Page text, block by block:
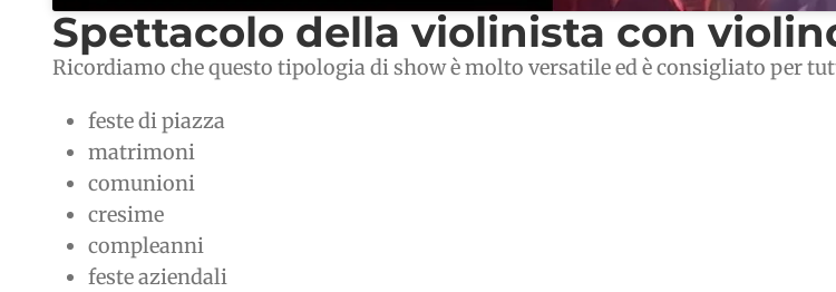
Spettacolo della violinista con
Ricordiamo che questo tipologia di show è molto versatile ed è consigliato per
feste di piazza
matrimoni
comunioni
cresime
compleanni
feste aziendali